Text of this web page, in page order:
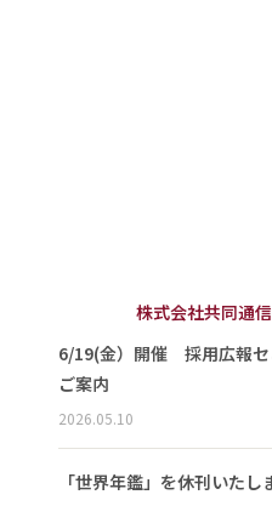
株式会社共同通
6/19(金）開催 採用広報セ
ご案内
2026.05.10
「世界年鑑」を休刊いたし